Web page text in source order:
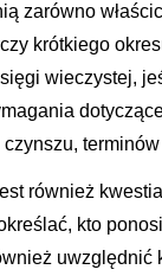
zarówno
krótkiego
wieczystej,
również
kto